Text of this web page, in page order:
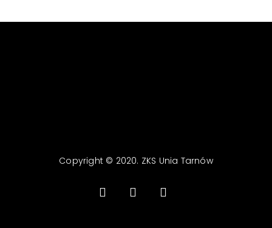
Copyright © 2020. ZKS Unia Tarnów
facebookyoutubeemail